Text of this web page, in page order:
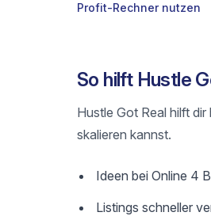
Profit-Rechner nutzen
So hilft Hustle
Hustle Got Real hilft
skalieren kannst.
Ideen bei Online 4
Listings schneller